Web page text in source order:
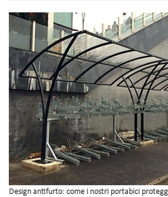
sull'investimento a lungo termine. Un rack a basso
selezionato può arrugginirsi, deformarsi o rompersi
comportando frequenti sostituzioni, rischi per la
nascoste. Al contrario, le opzioni di materiali
decennale e una manutenzione minima,
progetto nel lungo periodo.
Design antifurto: come i nostri portabici